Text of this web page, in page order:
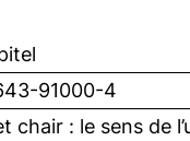
91000-4
chair : le sens de